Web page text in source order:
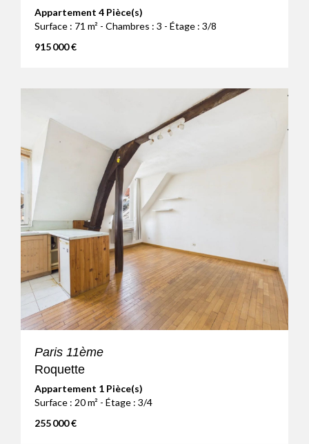
Appartement 4 Pièce(s)
Surface : 71 m² - Chambres : 3 - Étage : 3/8
915 000 €
Paris 11ème
Roquette
Appartement 1 Pièce(s)
Surface : 20 m² - Étage : 3/4
255 000 €